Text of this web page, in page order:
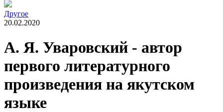
Другое
20.02.2020
А. Я. Уваровский - автор
первого литературного
произведения на якутском
языке